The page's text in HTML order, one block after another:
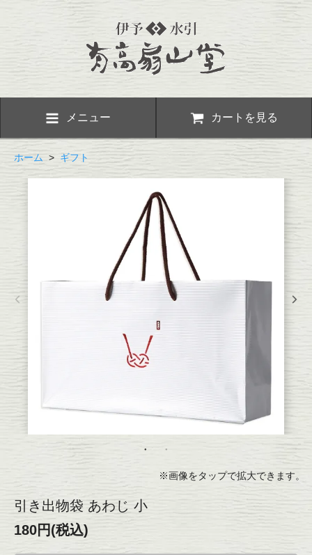
メニュー カートを見る
ホーム > ギフト
※画像をタップで拡大できます。
引き出物袋 あわじ 小
180円(税込)